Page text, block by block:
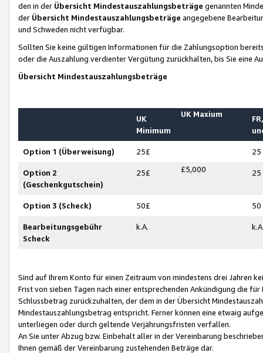
den in der Übersicht Mindestauszahlungsbeträge genannten
der Übersicht Mindestauszahlungsbeträge angegebene
und Schweden nicht verfügbar.
Sollten Sie keine gültigen Informationen für die Zahlungsoption
oder die Auszahlung verdienter Vergütung zurückhalten, bis Sie
Übersicht Mindestauszahlungsbeträge
UK
Minimum
UK Maxium
Option 1 (Überweisung) 25£ 25
Option 2
(Geschenkgutschein)
25£ £5,000 25
Option 3 (Scheck) 50£ 50
Bearbeitungsgebühr
Scheck
k.A.
Sind auf Ihrem Konto für einen Zeitraum von mindestens drei Jahren
Frist von sieben Tagen nach einer entsprechenden Ankündigung die
Schlussbetrag zurückzuhalten, der dem in der Übersicht
Mindestauszahlungsbetrag entspricht. Ferner können eine etwaig
unterliegen oder durch geltende Verjährungsfristen verfallen.
An Sie unter Abzug bzw. Einbehalt aller in der Vereinbarung
Ihnen gemäß der Vereinbarung zustehenden Beträge dar.